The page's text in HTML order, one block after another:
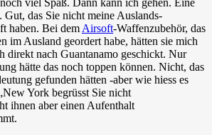
Gut, das Sie nicht meine Auslands-
haben. Bei dem Airsoft-Waffenzubehör, das
im Ausland geordert habe, hätten sie mich
direkt nach Guantanamo geschickt. Nur
hätte das noch toppen können. Nicht, das
gefunden hätten -aber wie hiess es
York begrüsst Sie nicht
ihnen aber einen Aufenthalt